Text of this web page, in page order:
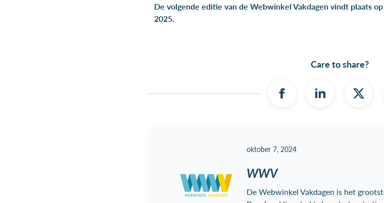
De volgende editie van de Webwinkel Vakdagen vindt plaats
2025.
Care to share?
oktober 7, 2024
WWV
De Webwinkel Vakdagen is het